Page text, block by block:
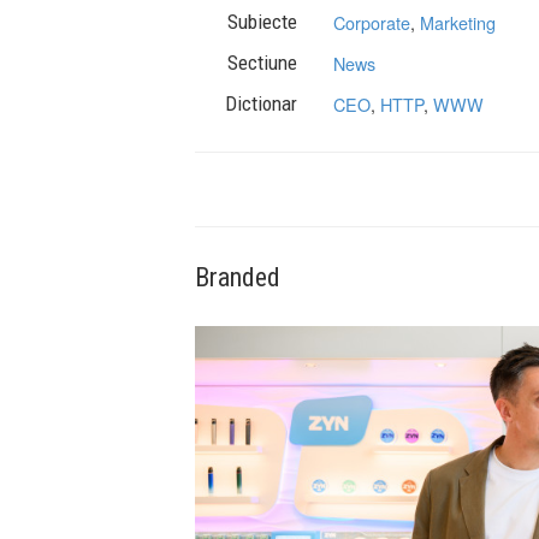
Subiecte Corporate, Marketing
Sectiune News
Dictionar CEO, HTTP, WWW
Branded